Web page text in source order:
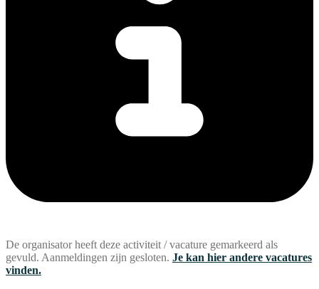
De organisator heeft deze activiteit / vacature gemarkeerd als
gevuld. Aanmeldingen zijn gesloten. Je kan hier andere vacatures
vinden.